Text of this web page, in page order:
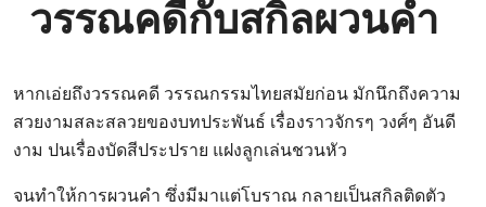
วรรณคดีกับสกิลผวนคำ
หากเอ่ยถึงวรรณคดี วรรณกรรมไทยสมัยก่อน มักนึกถึงความ
สวยงามสละสลวยของบทประพันธ์ เรื่องราวจักรๆ วงศ์ๆ อันดี
งาม ปนเรื่องบัดสีประปราย แฝงลูกเล่นชวนหัว
จนทำให้การผวนคำ ซึ่งมีมาแต่โบราณ กลายเป็นสกิลติดตัว